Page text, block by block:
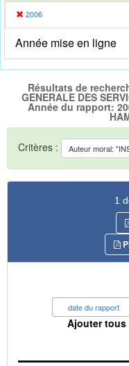
2006
Année mise en ligne
Résultats de
GENERALE DES
Année du rapport:
Critères :
1
date du rapport
Ajouter tous